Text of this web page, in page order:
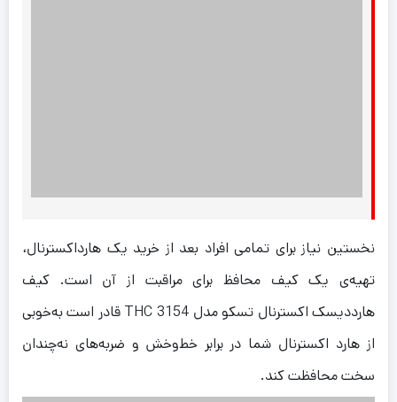
نخستین نیاز برای تمامی افراد بعد از خرید یک هارداکسترنال،
تهیه‌ی یک کیف محافظ برای مراقبت از آن است. کیف
هارددیسک اکسترنال تسکو مدل THC 3154 قادر است به‌خوبی
از هارد اکسترنال شما در برابر خط‌وخش و ضربه‌های نه‌چندان
سخت محافظت کند.